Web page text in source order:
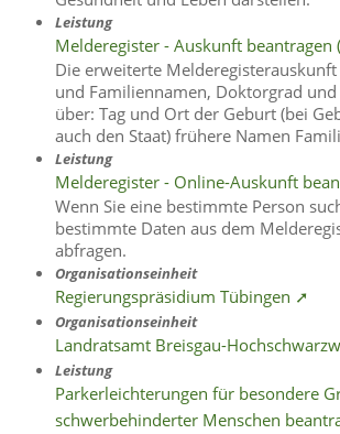
Leistung
Melderegister - Auskunft beantragen
Die erweiterte
und Familiennamen, Doktorgrad
über: Tag und Ort der Geburt (bei
auch den Staat) frühere Namen
Leistung
Melderegister - Online-Auskunft
Wenn Sie eine bestimmte Person
bestimmte Daten aus dem
abfragen.
Organisationseinheit
Regierungspräsidium Tübingen ➚
Organisationseinheit
Landratsamt Breisgau-
Leistung
Parkerleichterungen für besondere
schwerbehinderter Menschen